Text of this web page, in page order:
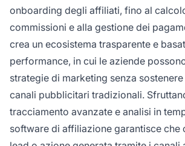
onboarding degli affiliati, fino al
commissioni e alla gestione dei
crea un ecosistema trasparente e
performance, in cui le aziende
strategie di marketing senza
canali pubblicitari tradizionali.
tracciamento avanzate e analisi in
software di affiliazione garantisce che